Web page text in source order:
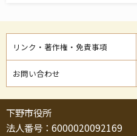
リンク・著作権・免責事項
お問い合わせ
下野市役所
法人番号：6000020092169